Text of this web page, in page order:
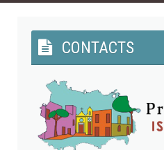
CONTACTS